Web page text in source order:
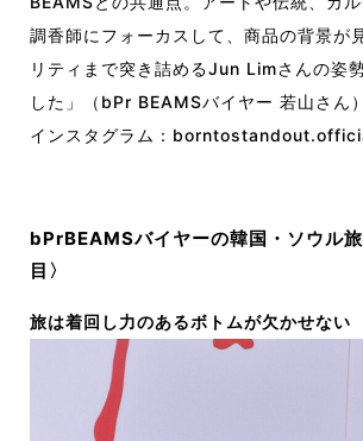
調香師にフォーカスして、商品の背景が
リティまで突き詰めるJun Limさんの姿
した」（bPr BEAMSバイヤー 若山さん）
インスタグラム：
bPrBEAMSバイヤーの韓国・ソウル
目〉
旅は着回し力のあるボトムが欠かせない